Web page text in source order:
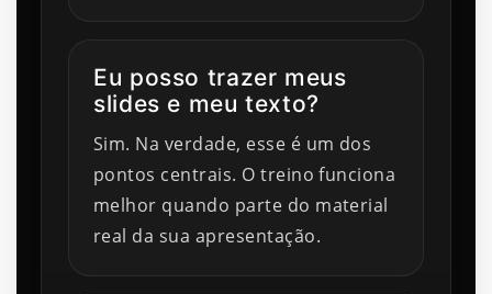
Eu posso trazer meus
slides e meu texto?
Sim. Na verdade, esse é um dos
pontos centrais. O treino funciona
melhor quando parte do material
real da sua apresentação.